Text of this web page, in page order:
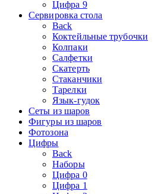
Цифра 9
Сервировка стола
Back
Коктейльные трубочки
Колпаки
Салфетки
Скатерть
Стаканчики
Тарелки
Язык-гудок
Сеты из шаров
Фигуры из шаров
Фотозона
Цифры
Back
Наборы
Цифра 0
Цифра 1